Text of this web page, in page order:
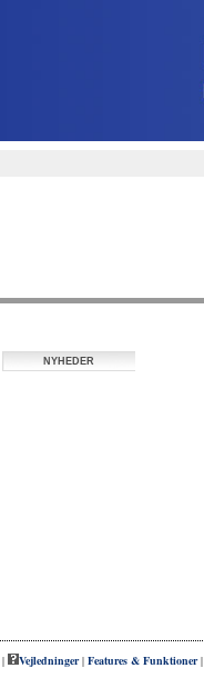
NYHEDER
| Vejledninger| Features & Funktioner|